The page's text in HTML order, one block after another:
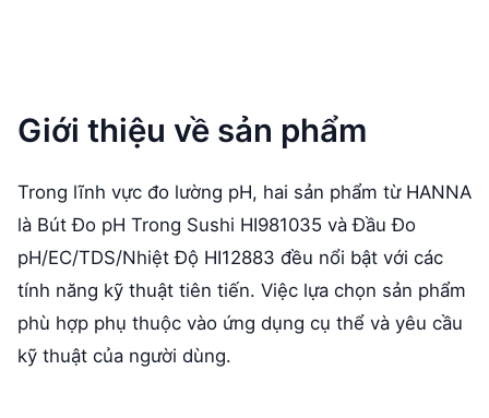
Giới thiệu về sản phẩm
Trong lĩnh vực đo lường pH, hai sản phẩm từ HANNA
là Bút Đo pH Trong Sushi HI981035 và Đầu Đo
pH/EC/TDS/Nhiệt Độ HI12883 đều nổi bật với các
tính năng kỹ thuật tiên tiến. Việc lựa chọn sản phẩm
phù hợp phụ thuộc vào ứng dụng cụ thể và yêu cầu
kỹ thuật của người dùng.